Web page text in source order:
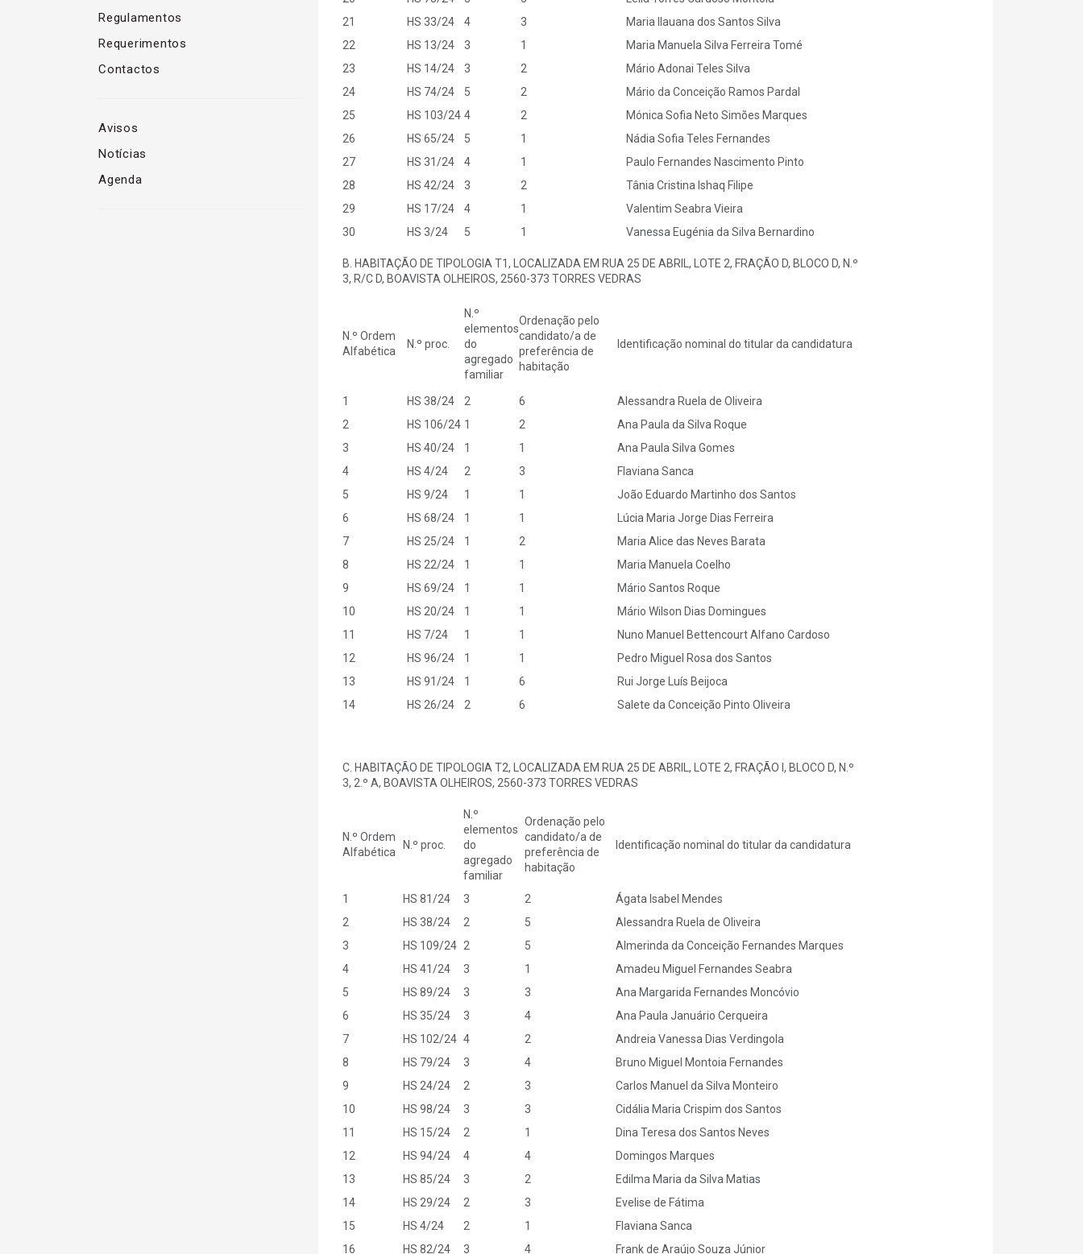
Regulamentos
Requerimentos
Contactos
Avisos
Notícias
Agenda
21
HS 33/24 4 3
Maria Ilauana dos Santos Silva
22
HS 13/24 3 1
Maria Manuela Silva Ferreira Tomé
23
HS 14/24 3 2
Mário Adonai Teles Silva
24
HS 74/24 5 2
Mário da Conceição Ramos Pardal
25
HS 103/24 4 2
Mónica Sofia Neto Simões Marques
26
HS 65/24 5 1
Nádia Sofia Teles Fernandes
27
HS 31/24 4 1
Paulo Fernandes Nascimento Pinto
28
HS 42/24 3 2
Tânia Cristina Ishaq Filipe
29
HS 17/24 4 1
Valentim Seabra Vieira
30
HS 3/24 5 1 Vanessa Eugénia da Silva Bernardino
B. HABITAÇÃO DE TIPOLOGIA T1, LOCALIZADA EM RUA 25 DE ABRIL, LOTE 2, FRAÇÃO D, BLOCO D, N.º
3, R/C D, BOAVISTA OLHEIROS, 2560-373 TORRES VEDRAS
N.º Ordem
Alfabética
N.º proc.
N.º
elementos
do
agregado
familiar
Ordenação pelo
candidato/a de
preferência de
habitação
Identificação nominal do titular da candidatura
1 HS 38/24 2 6
Alessandra Ruela de Oliveira
2
HS 106/24 1 2
Ana Paula da Silva Roque
3
HS 40/24 1 1
Ana Paula Silva Gomes
4
HS 4/24 2 3
Flaviana Sanca
5
HS 9/24 1 1
João Eduardo Martinho dos Santos
6
HS 68/24 1 1
Lúcia Maria Jorge Dias Ferreira
7
HS 25/24 1 2
Maria Alice das Neves Barata
8
HS 22/24 1 1
Maria Manuela Coelho
9
HS 69/24 1 1
Mário Santos Roque
10
HS 20/24 1 1
Mário Wilson Dias Domingues
11
HS 7/24 1 1
Nuno Manuel Bettencourt Alfano Cardoso
12
HS 96/24 1 1
Pedro Miguel Rosa dos Santos
13
HS 91/24 1 6
Rui Jorge Luís Beijoca
14
HS 26/24 2 6 Salete da Conceição Pinto Oliveira
C. HABITAÇÃO DE TIPOLOGIA T2, LOCALIZADA EM RUA 25 DE ABRIL, LOTE 2, FRAÇÃO I, BLOCO D, N.º
3, 2.º A, BOAVISTA OLHEIROS, 2560-373 TORRES VEDRAS
N.º Ordem
Alfabética
N.º proc.
N.º
elementos
do
agregado
familiar
Ordenação pelo
candidato/a de
preferência de
habitação
Identificação nominal do titular da candidatura
1 HS 81/24 3 2
Ágata Isabel Mendes
2
HS 38/24 2 5
Alessandra Ruela de Oliveira
3
HS 109/24 2 5
Almerinda da Conceição Fernandes Marques
4
HS 41/24 3 1
Amadeu Miguel Fernandes Seabra
5
HS 89/24 3 3
Ana Margarida Fernandes Moncóvio
6
HS 35/24 3 4
Ana Paula Januário Cerqueira
7
HS 102/24 4 2
Andreia Vanessa Dias Verdingola
8
HS 79/24 3 4
Bruno Miguel Montoia Fernandes
9
HS 24/24 2 3
Carlos Manuel da Silva Monteiro
10
HS 98/24 3 3
Cidália Maria Crispim dos Santos
11
HS 15/24 2 1
Dina Teresa dos Santos Neves
12
HS 94/24 4 4
Domingos Marques
13
HS 85/24 3 2
Edilma Maria da Silva Matias
14
HS 29/24 2 3
Evelise de Fátima
15
HS 4/24 2 1
Flaviana Sanca
16
HS 82/24 3 4 Frank de Araújo Souza Júnior